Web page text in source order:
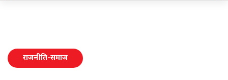
राजनीति-समाज